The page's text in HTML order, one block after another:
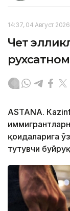
14:37, 04 Август 2026
Чет
ASTANА.
қоидаларига
тутувчи